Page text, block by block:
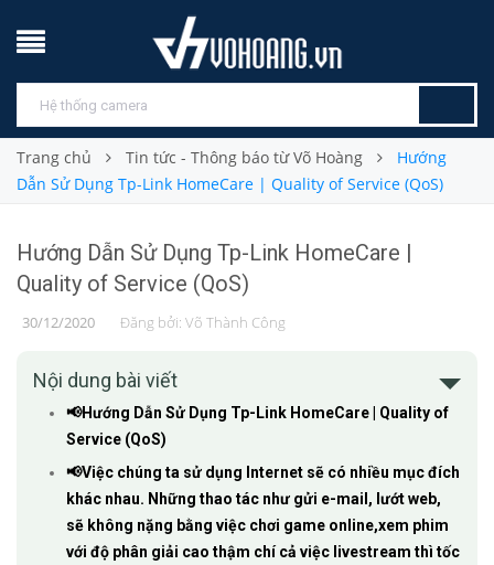
Trang chủ Tin tức - Thông báo từ Võ Hoàng
Hướng
Dẫn Sử Dụng Tp-Link HomeCare | Quality of Service (QoS)
Hướng Dẫn Sử Dụng Tp-Link HomeCare |
Quality of Service (QoS)
30/12/2020 Đăng bởi: Võ Thành Công
Nội dung bài viết
📢Hướng Dẫn Sử Dụng Tp-Link HomeCare | Quality of
Service (QoS)
📢Việc chúng ta sử dụng Internet sẽ có nhiều mục đích
khác nhau. Những thao tác như gửi e-mail, lướt web,
sẽ không nặng bằng việc chơi game online,xem phim
với độ phân giải cao thậm chí cả việc livestream thì tốc